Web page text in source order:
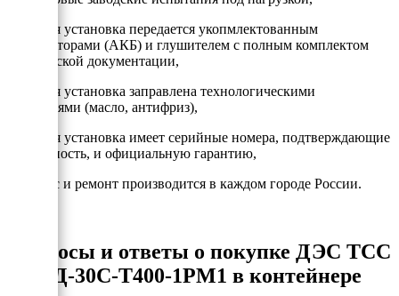
- Каждая установка передается укопмлектованным
аккумулторами (АКБ) и глушителем с полным комплектом
технической документации,
- Каждая установка заправлена технологическими
жидкостями (масло, антифриз),
- Каждая установка имеет серийные номера, подтверждающие
подлинность, и официальную гарантию,
- Сервис и ремонт производится в каждом городе России.
Вопросы и ответы о покупке ДЭС ТСС
АД-30С-Т400-1РМ1 в контейнере